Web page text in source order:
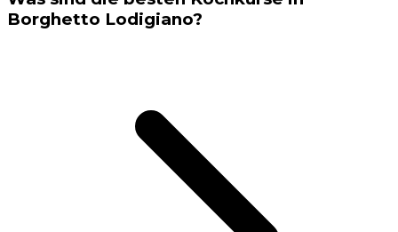
Borghetto Lodigiano?